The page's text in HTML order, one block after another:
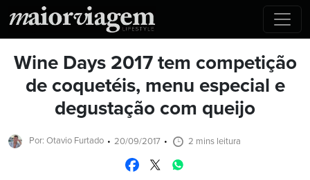
Wine Days 2017 tem competição
de coquetéis, menu especial e
degustação com queijo
Por: Otavio Furtado 20/09/2017 2 mins leitura